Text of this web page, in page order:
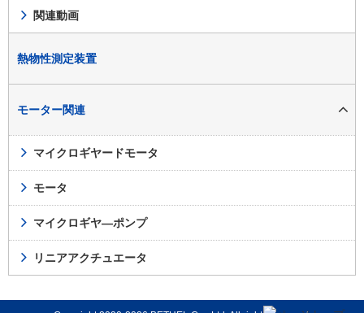
関連動画
熱物性測定装置
モーター関連
マイクロギヤードモータ
モータ
マイクロギヤ―ポンプ
リニアアクチュエータ